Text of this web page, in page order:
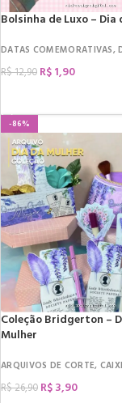
Bolsinha de Luxo – Dia
DATAS COMEMORATIVAS,
R$12,90 R$1,90
-86%
Coleção Bridgerton –
Mulher
ARQUIVOS DE CORTE,
R$26,90 R$3,90